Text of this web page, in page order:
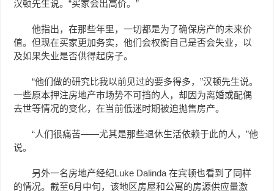
汉顿先生说。“买家会出高价。”
他指出，在那些年里，一切都是为了确保房产的未来价
值。但现在买家更加务实，他们会权衡自己是否会失业，以
及如果失业是否供得起房子。
“他们做的研究比我以前见过的要多得多，”汉顿先生说。
一些原本押注房地产市场势不可挡的人，却因为离婚或配偶
去世等情况的变化，在当前低迷时期被迫抛售房产。
“人们很痛苦——尤其是那些退休生活依赖于此的人，”他
说。
另外一名房地产经纪Luke Dalinda 在宾顿也看到了同样
的情况。截至6月中旬，该地区房屋和公寓的房源供应量激